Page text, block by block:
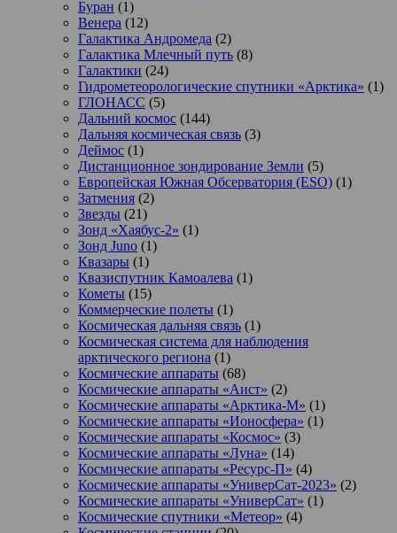
Буран (1)
Венера (12)
Галактика Андромеда (2)
Галактика Млечный путь (8)
Галактики (24)
Гидрометеорологические спутники «Арктика» (1)
ГЛОНАСС (5)
Дальний космос (144)
Дальняя космическая связь (3)
Деймос (1)
Дистанционное зондирование Земли (5)
Европейская Южная Обсерватория (ESO) (1)
Затмения (2)
Звезды (21)
Зонд «Хаябус-2» (1)
Зонд Juno (1)
Квазары (1)
Квазиспутник Камоалева (1)
Кометы (15)
Коммерческие полеты (1)
Космическая дальняя связь (1)
Космическая система для наблюдения
арктического региона (1)
Космические аппараты (68)
Космические аппараты «Аист» (2)
Космические аппараты «Арктика-М» (1)
Космические аппараты «Ионосфера» (1)
Космические аппараты «Космос» (3)
Космические аппараты «Луна» (14)
Космические аппараты «Ресурс-П» (4)
Космические аппараты «УниверСат-2023» (2)
Космические аппараты «УниверСат» (1)
Космические спутники «Метеор» (4)